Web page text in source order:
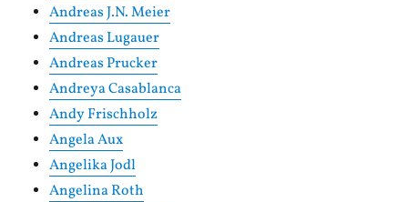
Andreas J.N. Meier
Andreas Lugauer
Andreas Prucker
Andreya Casablanca
Andy Frischholz
Angela Aux
Angelika Jodl
Angelina Roth